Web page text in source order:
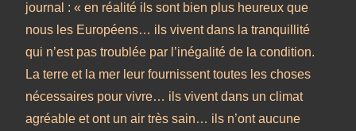
journal : « en réalité ils sont bien plus heureux que
nous les Européens… ils vivent dans la tranquillité
qui n’est pas troublée par l’inégalité de la condition.
La terre et la mer leur fournissent toutes les choses
nécessaires pour vivre… ils vivent dans un climat
agréable et ont un air très sain… ils n’ont aucune